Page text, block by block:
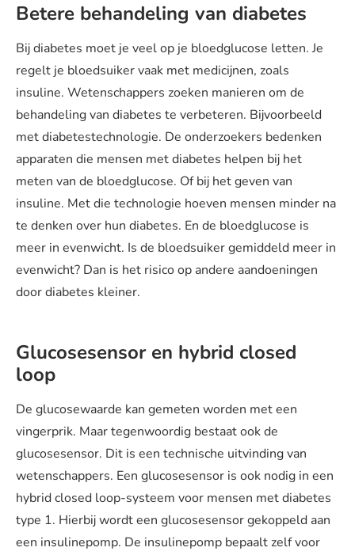
Betere behandeling van diabetes
Bij diabetes moet je veel op je bloedglucose letten. Je
regelt je bloedsuiker vaak met medicijnen, zoals
insuline. Wetenschappers zoeken manieren om de
behandeling van diabetes te verbeteren. Bijvoorbeeld
met diabetestechnologie. De onderzoekers bedenken
apparaten die mensen met diabetes helpen bij het
meten van de bloedglucose. Of bij het geven van
insuline. Met die technologie hoeven mensen minder na
te denken over hun diabetes. En de bloedglucose is
meer in evenwicht. Is de bloedsuiker gemiddeld meer in
evenwicht? Dan is het risico op andere aandoeningen
door diabetes kleiner.
Glucosesensor en hybrid closed
loop
De glucosewaarde kan gemeten worden met een
vingerprik. Maar tegenwoordig bestaat ook de
glucosesensor. Dit is een technische uitvinding van
wetenschappers. Een glucosesensor is ook nodig in een
hybrid closed loop-systeem voor mensen met diabetes
type 1. Hierbij wordt een glucosesensor gekoppeld aan
een insulinepomp. De insulinepomp bepaalt zelf voor